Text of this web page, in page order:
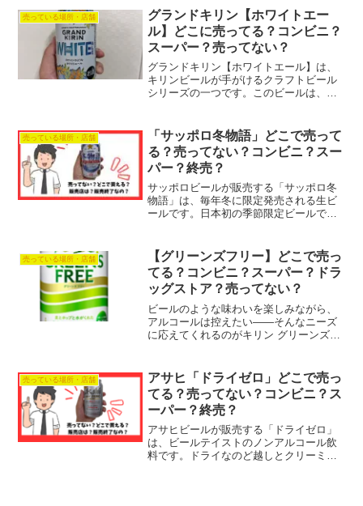
に、フランス産希少ホップ「アラミス」
を始めとする5種の...
売っている場所・店舗
グランドキリン【ホワイトエー
ル】どこに売ってる？コンビニ？
スーパー？売ってない？
グランドキリン【ホワイトエール】は、
キリンビールが手がけるクラフトビール
シリーズの一つです。このビールは、爽
評価を受けています。ビールまにあ今回
は、このグランドキリン【...
売っている場所・店舗
「サッポロ冬物語」どこで売って
る？売ってない？コンビニ？スー
パー？終売？
サッポロビールが販売する「サッポロ冬
物語」は、毎年冬に限定発売される生ビ
ールです。日本初の季節限定ビールでも
ながら30年以上の間、愛され続けていま
す。深いコクとキレ...
売っている場所・店舗
【グリーンズフリー】どこで売っ
てる？コンビニ？スーパー？ドラ
ッグストア？売ってない？
ビールのような味わいを楽しみながら、
アルコールは控えたい——そんなニーズ
に応えてくれるのがキリン グリーンズフ
ルコールビールテイスト飲料です。健康
志向の高まりととも...
売っている場所・店舗
アサヒ「ドライゼロ」どこで売っ
てる？売ってない？コンビニ？ス
ーパー？終売？
アサヒビールが販売する「ドライゼロ」
は、ビールテイストのノンアルコール飲
料です。ドライなのど越しとクリーミー